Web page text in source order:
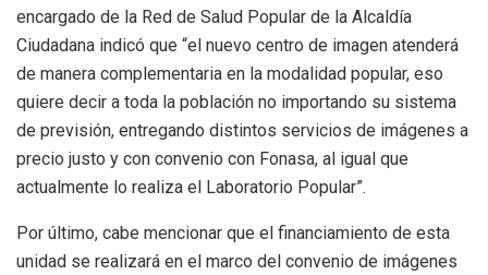
encargado de la Red de Salud Popular de la Alcaldía
Ciudadana indicó que “el nuevo centro de imagen atenderá
de manera complementaria en la modalidad popular, eso
quiere decir a toda la población no importando su sistema
de previsión, entregando distintos servicios de imágenes a
precio justo y con convenio con Fonasa, al igual que
actualmente lo realiza el Laboratorio Popular”.
Por último, cabe mencionar que el financiamiento de esta
unidad se realizará en el marco del convenio de imágenes